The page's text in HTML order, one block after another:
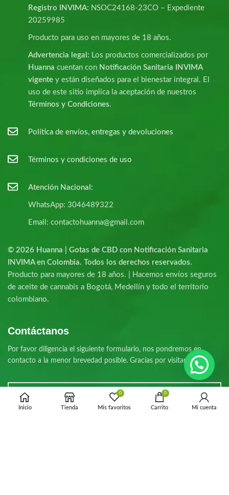
Registro INVIMA: NSOC24168-23CO – Expediente
20259985
Producto para uso en mayores de 18 años.
Advertencia legal: Los productos comercializados por
Huanna cuentan con Notificación Sanitaria INVIMA
vigente y están diseñados para el bienestar integral. El
uso de este sitio implica la aceptación de nuestros
Términos y Condiciones.
Política de envíos, entregas y devoluciones
Términos y condiciones de uso
Atención Nacional:
WhatsApp: 3046489322
Email: contactohuanna@gmail.com
© 2026 Huanna | Gotas de CBD con Notificación Sanitaria
INVIMA en Colombia. Todos los derechos reservados.
Producto para mayores de 18 años. | Hacemos envíos seguros
de aceite de cannabis a Bogotá, Medellín y todo el territorio
colombiano.
Contáctanos
Por favor diligencia el siguiente formulario, nos pondremos en
contacto a la menor brevedad posible. Gracias por visitarnos.
Inicio Tienda
0
Mis favoritos
0
Carrito Mi cuenta